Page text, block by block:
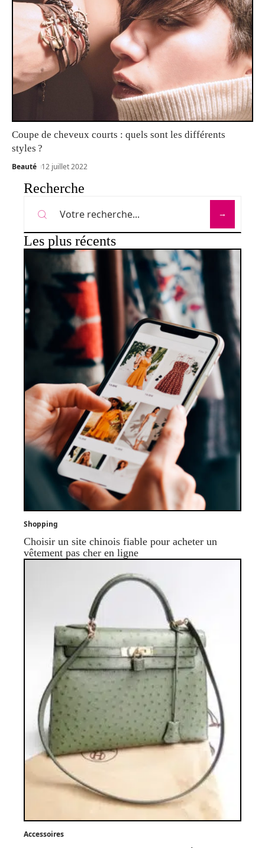
Coupe de cheveux courts : quels sont les différents
styles ?
Beauté 12 juillet 2022
Recherche
Les plus récents
Shopping
Choisir un site chinois fiable pour acheter un
vêtement pas cher en ligne
Accessoires